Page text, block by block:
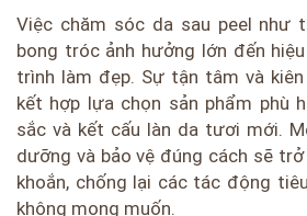
Việc chăm sóc da sau peel như
bong tróc ảnh hưởng lớn đến
trình làm đẹp. Sự tận tâm và
kết hợp lựa chọn sản phẩm phù
sắc và kết cấu làn da tươi mới.
dưỡng và bảo vệ đúng cách sẽ
khoắn, chống lại các tác động
không mong muốn.